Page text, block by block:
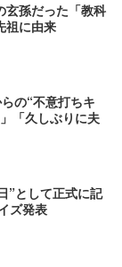
玄孫だった「教科
祖に由来
の“不意打ちキ
「久しぶりに夫
”として正式に記
ズ発表